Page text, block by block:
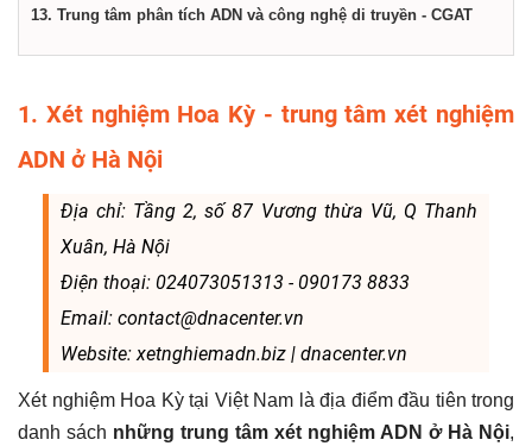
13. Trung tâm phân tích ADN và công nghệ di truyền - CGAT
1. Xét nghiệm Hoa Kỳ - trung tâm xét nghiệm
ADN ở Hà Nội
Địa chỉ: Tầng 2, số 87 Vương thừa Vũ, Q Thanh
Xuân, Hà Nội
Điện thoại: 024073051313 - 090173 8833
Email: contact@dnacenter.vn
Website: xetnghiemadn.biz | dnacenter.vn
Xét nghiệm Hoa Kỳ tại Việt Nam là địa điểm đầu tiên trong
danh sách những trung tâm xét nghiệm ADN ở Hà Nội,